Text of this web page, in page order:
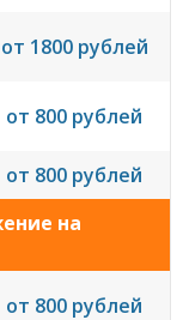
от 1800 рублей
от 800 рублей
от 800 рублей
на
от 800 рублей